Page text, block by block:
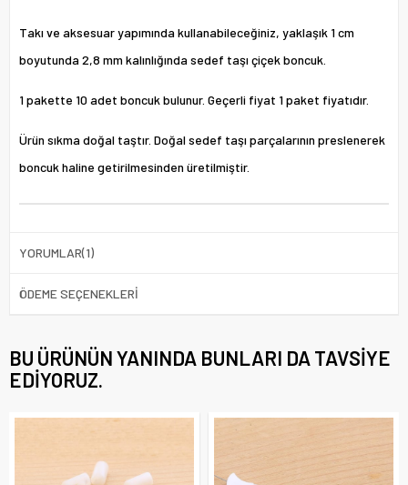
Takı ve aksesuar yapımında kullanabileceğiniz, yaklaşık 1 cm
boyutunda 2,8 mm kalınlığında sedef taşı çiçek boncuk.
1 pakette 10 adet boncuk bulunur. Geçerli fiyat 1 paket fiyatıdır.
Ürün sıkma doğal taştır. Doğal sedef taşı parçalarının preslenerek
boncuk haline getirilmesinden üretilmiştir.
YORUMLAR(1)
ÖDEME SEÇENEKLERI
BU ÜRÜNÜN YANINDA BUNLARI DA TAVSIYE
EDIYORUZ.